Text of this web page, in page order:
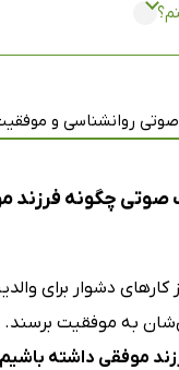
روانشناسی و
صوتی چگونه فرزند
کارهای دشوار برای
به موفقیت برسند.
موفقی داشته